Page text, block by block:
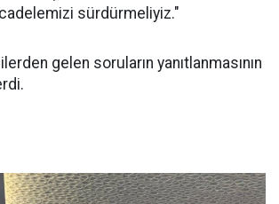
sürdürmeliyiz."
gelen soruların yanıtlanmasının